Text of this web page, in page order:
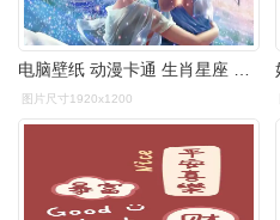
电脑壁纸 动漫卡通 生肖星座 九月迎来好运的星座
图片尺寸1920x1200